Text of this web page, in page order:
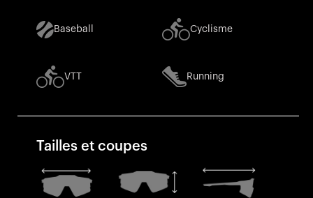
Baseball Cyclisme
VTT Running
Tailles et coupes